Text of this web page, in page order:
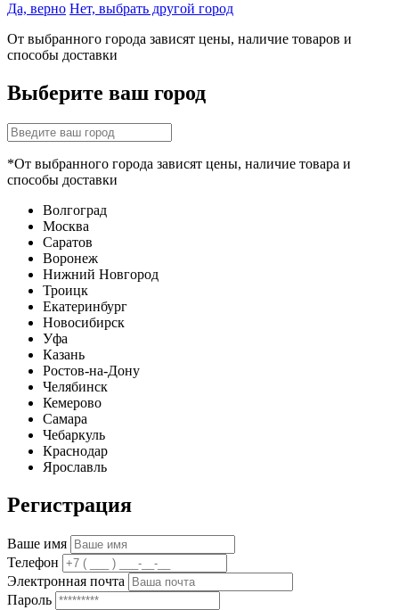
Да, верно Нет, выбрать другой город
От выбранного города зависят цены, наличие товаров и
способы доставки
Выберите ваш город
*От выбранного города зависят цены, наличие товара и
способы доставки
Волгоград
Москва
Саратов
Воронеж
Нижний Новгород
Троицк
Екатеринбург
Новосибирск
Уфа
Казань
Ростов-на-Дону
Челябинск
Кемерово
Самара
Чебаркуль
Краснодар
Ярославль
Регистрация
Ваше имя
Телефон
Электронная почта
Пароль